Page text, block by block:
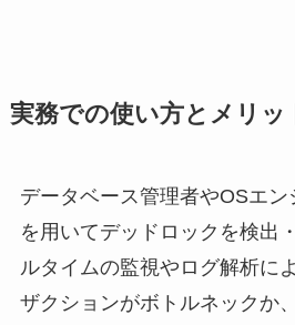
実務での使い方とメリッ
データベース管理者やOSエ
を用いてデッドロックを検出
ルタイムの監視やログ解析に
ザクションがボトルネックか